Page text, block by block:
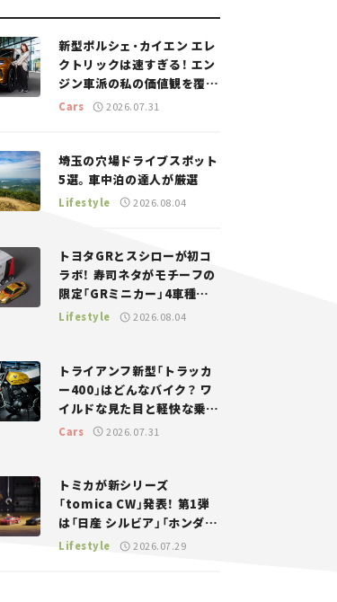
新型ポルシェ・カイエン エレ
クトリックは速すぎる！ エン
ジン車派の私の価値観を覆し
た、新しいポルシェの走り。
Cars 2026.07.31
埼玉の穴場ドライブスポット
5選。車中泊の達人が厳選
Lifestyle 2026.08.04
トヨタGRとスシローが初コ
ラボ！ 寿司ネタがモチーフの
限定「GRミニカー」4車種が
登場。入手方法は？【クルマ
Lifestyle 2026.08.04
トライアンフ新型「トラッカ
ー400」はどんなバイク？ ワ
イルドな見た目と軽快な乗り
味を両立した400ccフラット
Cars 2026.07.31
トミカが新シリーズ
「tomica CW」発表！ 第1弾
は「日産 シルビア」「ホンダ
NSX」が登場。世界が注目す
Lifestyle 2026.07.29